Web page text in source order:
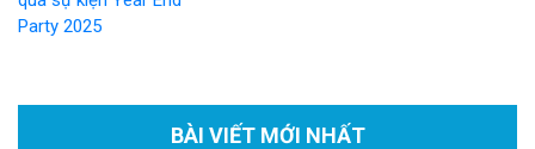
BÀI VIẾT MỚI NHẤT